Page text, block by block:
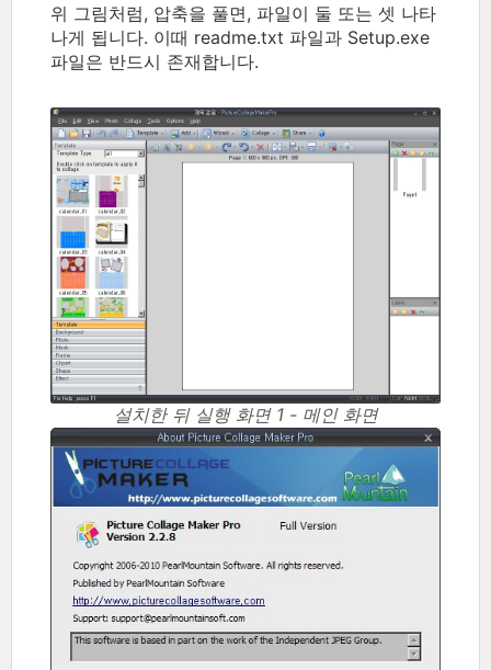
위 그림처럼, 압축을 풀면, 파일이 둘 또는 셋 나타
나게 됩니다. 이때 readme.txt 파일과 Setup.exe
파일은 반드시 존재합니다.
설치한 뒤 실행 화면 1 - 메인 화면